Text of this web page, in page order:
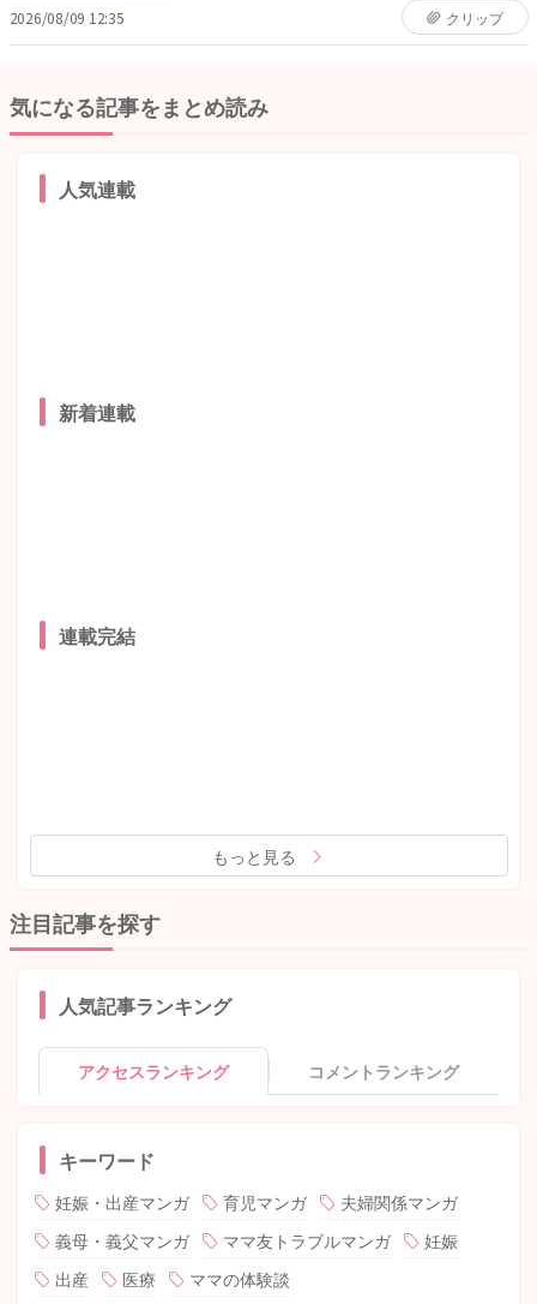
2026/08/09 12:35 クリップ
気になる記事をまとめ読み
人気連載
新着連載
連載完結
もっと見る
注目記事を探す
人気記事ランキング
アクセスランキング コメントランキング
キーワード
妊娠・出産マンガ 育児マンガ
夫婦関係マンガ
義母・義父マンガ
ママ友トラブルマンガ
妊娠
出産
医療 ママの体験談